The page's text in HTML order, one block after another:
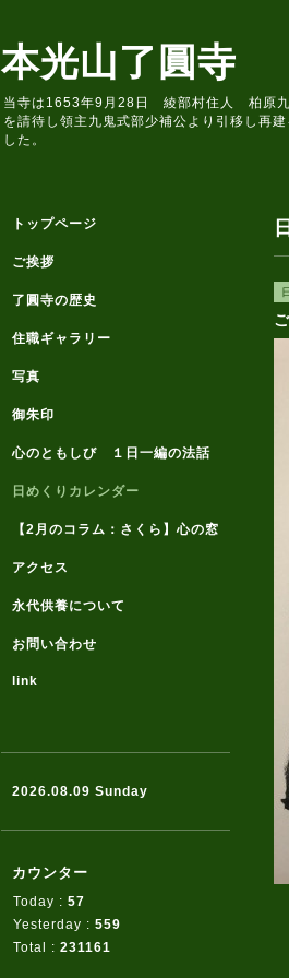
本光山了圓寺
当寺は1653年9月28日 綾部村住人 柏原九
を請待し領主九鬼式部少補公より引移し再
した。
トップページ
ご挨拶
了圓寺の歴史
住職ギャラリー
写真
御朱印
心のともしび １日一編の法話
日めくりカレンダー
【2月のコラム：さくら】心の窓
アクセス
永代供養について
お問い合わせ
link
2026.08.09 Sunday
カウンター
Today : 57
Yesterday : 559
Total : 231161